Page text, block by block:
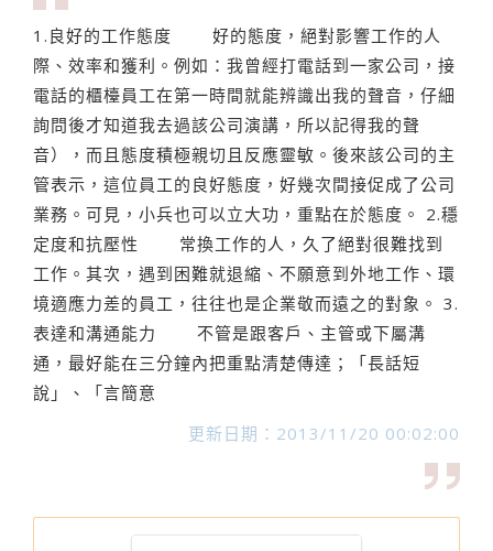
1.良好的工作態度 好的態度，絕對影響工作的人
際、效率和獲利。例如：我曾經打電話到一家公司，接
電話的櫃檯員工在第一時間就能辨識出我的聲音，仔細
詢問後才知道我去過該公司演講，所以記得我的聲
音），而且態度積極親切且反應靈敏。後來該公司的主
管表示，這位員工的良好態度，好幾次間接促成了公司
業務。可見，小兵也可以立大功，重點在於態度。 2.穩
定度和抗壓性 常換工作的人，久了絕對很難找到
工作。其次，遇到困難就退縮、不願意到外地工作、環
境適應力差的員工，往往也是企業敬而遠之的對象。 3.
表達和溝通能力 不管是跟客戶、主管或下屬溝
通，最好能在三分鐘內把重點清楚傳達；「長話短
說」、「言簡意
更新日期：2013/11/20 00:02:00